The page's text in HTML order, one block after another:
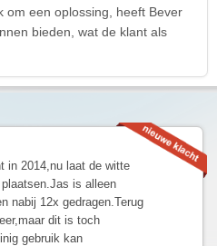
om een oplossing, heeft Bever
bieden, wat de klant als
in 2014,nu laat de witte
is alleen
nabij 12x gedragen.Terug
dit is toch
gebruik kan